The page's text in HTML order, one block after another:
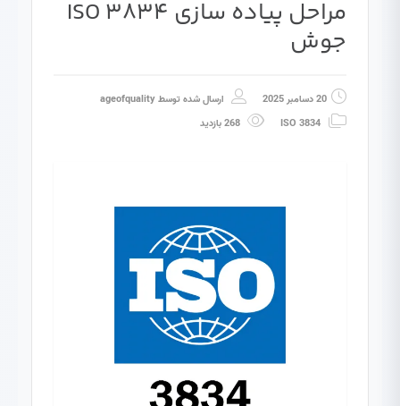
مراحل پیاده سازی ISO 3834
جوش
20 دسامبر 2025 ارسال شده توسطageofquality
ISO 3834